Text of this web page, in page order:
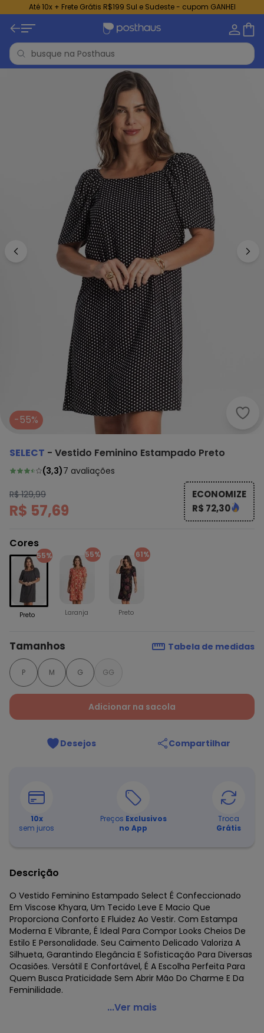
Até 10x + Frete Grátis R$199 Sul e Sudeste - cupom GANHEI
-55%
SELECT - Vestido Feminino Estampado Preto
(3,3)7 avaliações
R$ 129,99
R$ 57,69
ECONOMIZE
R$ 72,30
Cores
55%
Preto
55%
Laranja
61%
Preto
Tamanhos Tabela de medidas
P M G GG
Adicionar na sacola
Desejos Compartilhar
10x
sem juros
Preços Exclusivos
no App
Troca
Grátis
Descrição
O Vestido Feminino Estampado Select É Confeccionado
Em Viscose Khyara, Um Tecido Leve E Macio Que
Proporciona Conforto E Fluidez Ao Vestir. Com Estampa
Moderna E Vibrante, É Ideal Para Compor Looks Cheios De
Estilo E Personalidade. Seu Caimento Delicado Valoriza A
Silhueta, Garantindo Elegância E Sofisticação Para Diversas
Ocasiões. Versátil E Confortável, É A Escolha Perfeita Para
Quem Busca Praticidade Sem Abrir Mão Do Charme E Da
Feminilidade.
Select - Vestido Feminino Estampado Preto
...Ver mais